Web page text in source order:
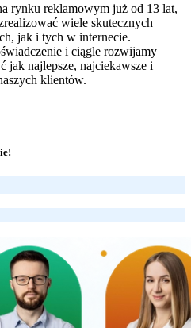
rynku reklamowym już od 13 lat,
wiele skutecznych
jak i tych w internecie.
i ciągle rozwijamy
jak najlepsze, najciekawsze i
klientów.